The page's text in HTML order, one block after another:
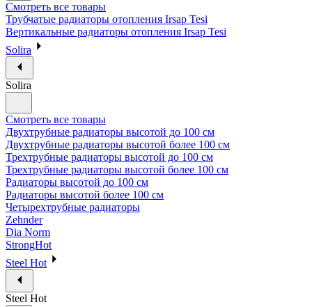
Смотреть все товары
Трубчатые радиаторы отопления Irsap Tesi
Вертикальные радиаторы отопления Irsap Tesi
Solira
Solira
Смотреть все товары
Двухтрубные радиаторы высотой до 100 см
Двухтрубные радиаторы высотой более 100 см
Трехтрубные радиаторы высотой до 100 см
Трехтрубные радиаторы высотой более 100 см
Радиаторы высотой до 100 см
Радиаторы высотой более 100 см
Четырехтрубные радиаторы
Zehnder
Dia Norm
StrongHot
Steel Hot
Steel Hot